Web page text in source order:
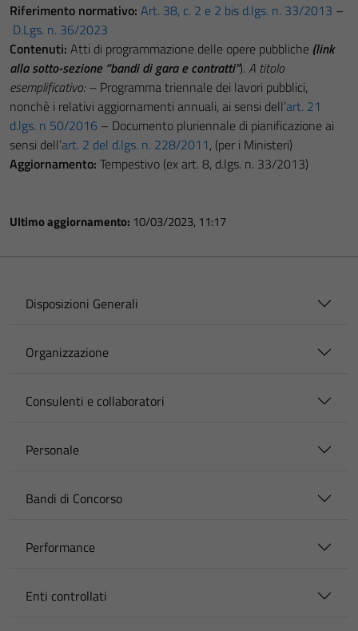
Riferimento normativo: Art. 38, c. 2 e 2 bis d.lgs. n. 33/2013 –
D.Lgs. n. 36/2023
Contenuti: Atti di programmazione delle opere pubbliche (link
alla sotto-sezione “bandi di gara e contratti”). A titolo
esemplificativo:– Programma triennale dei lavori pubblici,
nonchè i relativi aggiornamenti annuali, ai sensi dell’art. 21
d.lgs. n 50/2016 – Documento pluriennale di pianificazione ai
sensi dell’art. 2 del d.lgs. n. 228/2011, (per i Ministeri)
Aggiornamento: Tempestivo (ex art. 8, d.lgs. n. 33/2013)
Ultimo aggiornamento: 10/03/2023, 11:17
Disposizioni Generali
Organizzazione
Consulenti e collaboratori
Personale
Bandi di Concorso
Performance
Enti controllati